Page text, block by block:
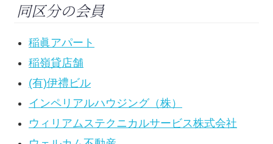
同区分の会員
稲眞アパート
稲嶺貸店舗
(有)伊禮ビル
インペリアルハウジング（株）
ウィリアムステクニカルサービス株式会社